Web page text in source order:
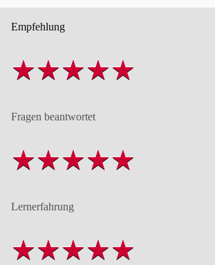
Empfehlung
Fragen beantwortet
Lernerfahrung